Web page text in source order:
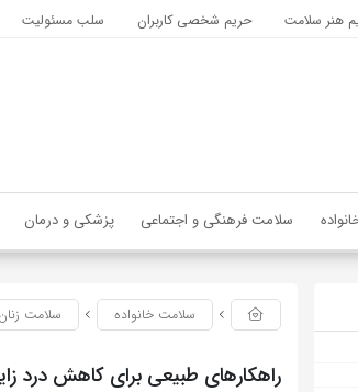
هنر سلامت حریم شخصی کاربران سلب مسئولیت
سلامت فرهنگی و اجتماعی پزشکی و درمان
سلامت خانواده سلامت
راهکارهای طبیعی برای کاهش درد